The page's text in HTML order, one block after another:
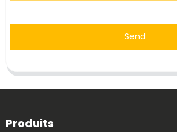
Send
Produits